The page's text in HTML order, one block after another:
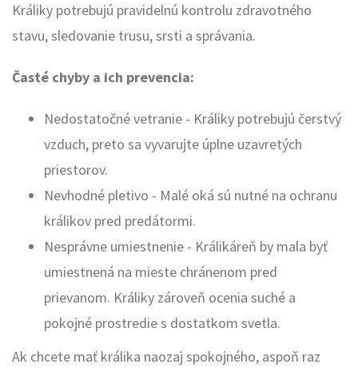
Králiky potrebujú pravidelnú kontrolu zdravotného
stavu, sledovanie trusu, srsti a správania.
Časté chyby a ich prevencia:
Nedostatočné vetranie - Králiky potrebujú čerstvý
vzduch, preto sa vyvarujte úplne uzavretých
priestorov.
Nevhodné pletivo - Malé oká sú nutné na ochranu
králikov pred predátormi.
Nesprávne umiestnenie - Králikáreň by mala byť
umiestnená na mieste chránenom pred
prievanom. Králiky zároveň ocenia suché a
pokojné prostredie s dostatkom svetla.
Ak chcete mať králika naozaj spokojného, aspoň raz